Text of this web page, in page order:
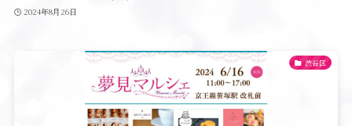
2024年8月26日
渋谷区